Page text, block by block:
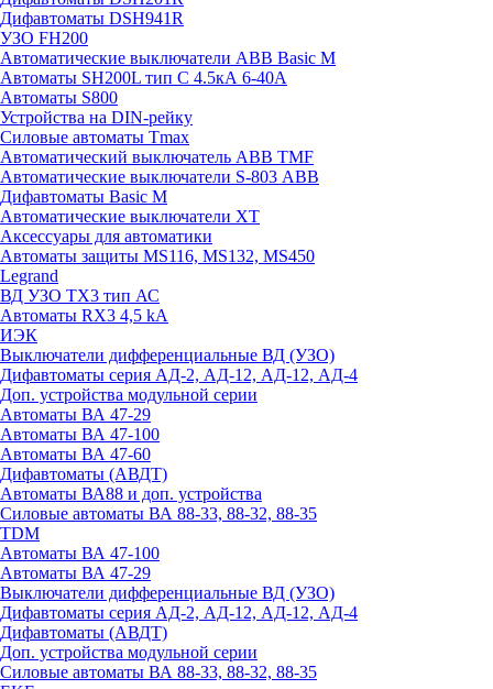
Дифавтоматы DSH941R
УЗО FH200
Автоматические выключатели ABB Basic M
Автоматы SH200L тип С 4.5кА 6-40А
Автоматы S800
Устройства на DIN-рейку
Силовые автоматы Tmax
Автоматический выключатель ABB TMF
Автоматические выключатели S-803 АВВ
Дифавтоматы Basic M
Автоматические выключатели XT
Аксессуары для автоматики
Автоматы защиты MS116, MS132, MS450
Legrand
ВД УЗО TX3 тип АС
Автоматы RX3 4,5 kA
ИЭК
Выключатели дифференциальные ВД (УЗО)
Дифавтоматы серия АД-2, АД-12, АД-12, АД-4
Доп. устройства модульной серии
Автоматы ВА 47-29
Автоматы ВА 47-100
Автоматы ВА 47-60
Дифавтоматы (АВДТ)
Автоматы ВА88 и доп. устройства
Силовые автоматы ВА 88-33, 88-32, 88-35
TDM
Автоматы ВА 47-100
Автоматы ВА 47-29
Выключатели дифференциальные ВД (УЗО)
Дифавтоматы серия АД-2, АД-12, АД-12, АД-4
Дифавтоматы (АВДТ)
Доп. устройства модульной серии
Силовые автоматы ВА 88-33, 88-32, 88-35